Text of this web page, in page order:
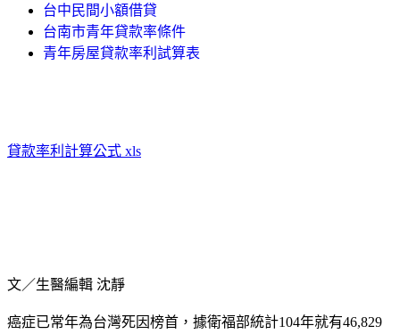
台中民間小額借貸
台南市青年貸款率條件
青年房屋貸款率利試算表
貸款率利計算公式 xls
文／生醫編輯 沈靜
癌症已常年為台灣死因榜首，據衛福部統計104年就有46,829